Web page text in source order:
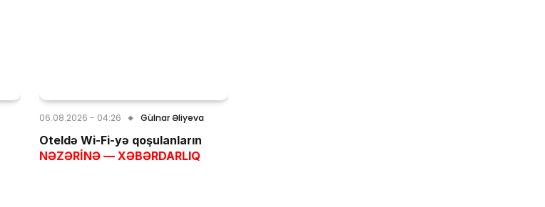
06.08.2026 - 04:26 Gülnar Əliyeva
Oteldə Wi-Fi-yə qoşulanların
NƏZƏRİNƏ — XƏBƏRDARLIQ